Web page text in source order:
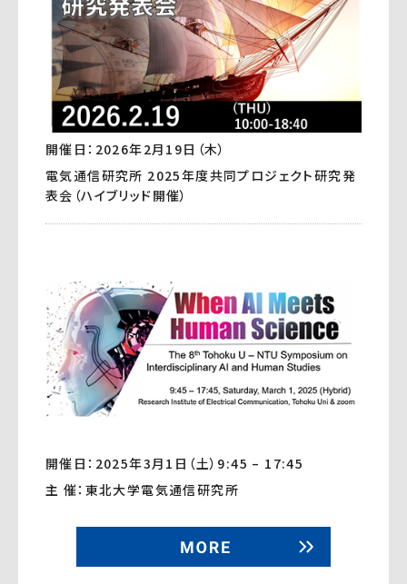
開催日：2026年2月19日（木）
電気通信研究所 2025年度共同プロジェクト研究発
表会（ハイブリッド開催）
開催日：2025年3月1日（土）9:45 – 17:45
主 催：東北大学電気通信研究所